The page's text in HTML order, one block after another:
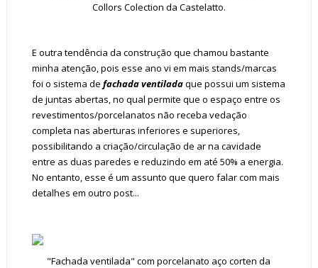
Collors Colection da Castelatto.
E outra tendência da construção que chamou bastante
minha atenção, pois esse ano vi em mais stands/marcas
foi o sistema de fachada ventiladaque possui um sistema
de juntas abertas, no qual permite que o espaço entre os
revestimentos/porcelanatos não receba vedação
completa nas aberturas inferiores e superiores,
possibilitando a criação/circulação de arna cavidade
entre as duas paredes e reduzindo em até 50% a energia.
No entanto, esse é um assunto que quero falar com mais
detalhes em outro post...
"Fachada ventilada" com porcelanato aço corten da